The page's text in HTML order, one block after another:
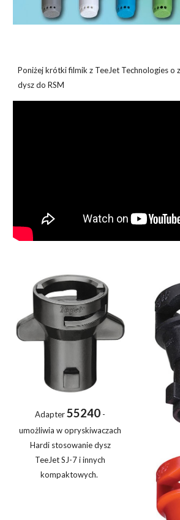
Poniżej krótki filmik z TeeJet Technologies o
dysz do RSM
Adapter55240 -
umożliwia w opryskiwaczach
Hardi stosowanie dysz
TeeJet SJ-7 i innych
kompaktowych.